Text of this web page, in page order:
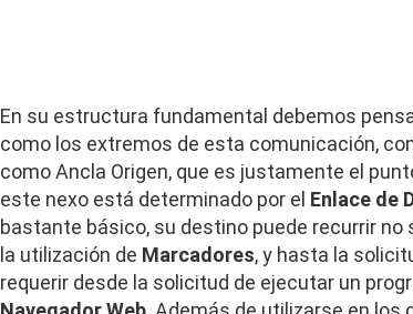
En su estructura fundamental debemos
como los extremos de esta comunicación,
como Ancla Origen, que es justamente el
este nexo está determinado por el Enlace de
bastante básico, su destino puede recurrir no
la utilización de Marcadores, y hasta la
requerir desde la solicitud de ejecutar un